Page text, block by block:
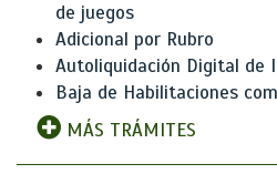
de juegos
Adicional por Rubro
Autoliquidación Digital de
Baja de Habilitaciones
MÁS TRÁMITES